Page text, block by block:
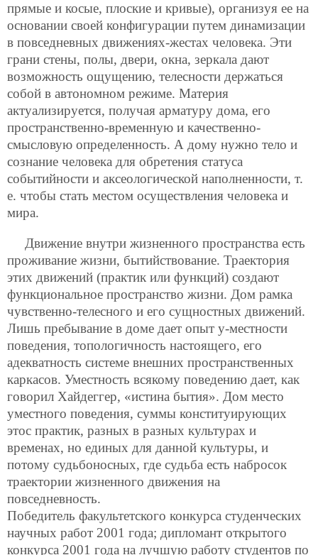
прямые и косые, плоские и кривые), организуя ее на
основании своей конфигурации путем динамизации
в повседневных движениях-жестах человека. Эти
грани стены, полы, двери, окна, зеркала дают
возможность ощущению, телесности держаться
собой в автономном режиме. Материя
актуализируется, получая арматуру дома, его
пространственно-временную и качественно-
смысловую определенность. А дому нужно тело и
сознание человека для обретения статуса
событийности и аксеологической наполненности, т.
е. чтобы стать местом осуществления человека и
мира.
Движение внутри жизненного пространства есть
проживание жизни, бытийствование. Траектория
этих движений (практик или функций) создают
функциональное пространство жизни. Дом рамка
чувственно-телесного и его сущностных движений.
Лишь пребывание в доме дает опыт у-местности
поведения, топологичность настоящего, его
адекватность системе внешних пространственных
каркасов. Уместность всякому поведению дает, как
говорил Хайдеггер, «истина бытия». Дом место
уместного поведения, суммы конституирующих
этос практик, разных в разных культурах и
временах, но единых для данной культуры, и
потому судьбоносных, где судьба есть набросок
траектории жизненного движения на
повседневность.
Победитель факультетского конкурса студенческих
научных работ 2001 года; дипломант открытого
конкурса 2001 года на лучшую работу студентов по